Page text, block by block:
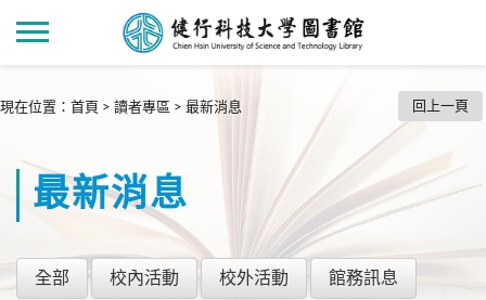
現在位置 ： 首頁 > 讀者專區 > 最新消息 回上一頁
最新消息
全部 校內活動 校外活動 館務訊息